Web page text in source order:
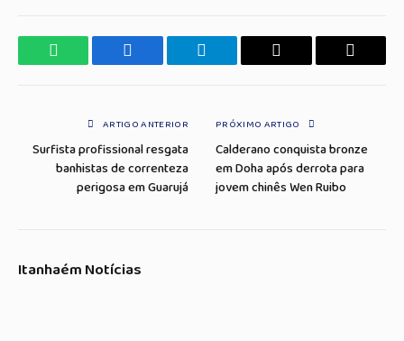
WhatsApp Facebook Telegrama Copiar
E-
ARTIGO ANTERIOR
Surfista profissional resgata
banhistas de correnteza
perigosa em Guarujá
PRÓXIMO ARTIGO
Calderano conquista bronze
em Doha após derrota para
jovem chinês Wen Ruibo
Itanhaém Notícias